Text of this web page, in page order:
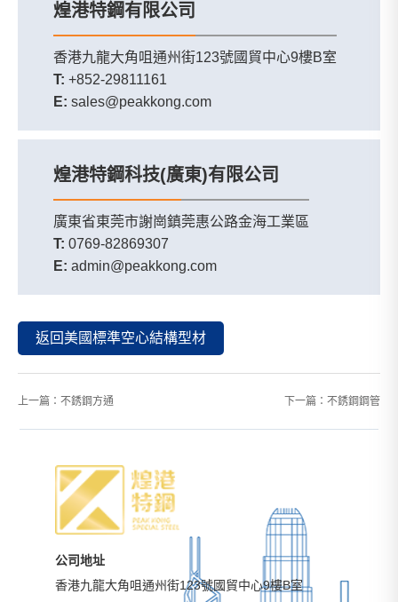
煌港特鋼有限公司
香港九龍大角咀通州街123號國貿中心9樓B室
T: +852-29811161
E: sales@peakkong.com
煌港特鋼科技(廣東)有限公司
廣東省東莞市謝崗鎮莞惠公路金海工業區
T: 0769-82869307
E: admin@peakkong.com
返回美國標準空心結構型材
上一篇： 不銹鋼方通 下一篇： 不銹鋼鋼管
公司地址
香港九龍大角咀通州街123號國貿中心9樓B室